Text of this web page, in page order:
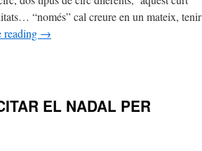
“només” cal creure en un mateix, tenir
reading →
EL NADAL PER